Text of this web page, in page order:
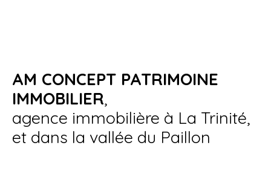
AM CONCEPT PATRIMOINE
IMMOBILIER,
agence immobilière à La Trinité,
et dans la vallée du Paillon